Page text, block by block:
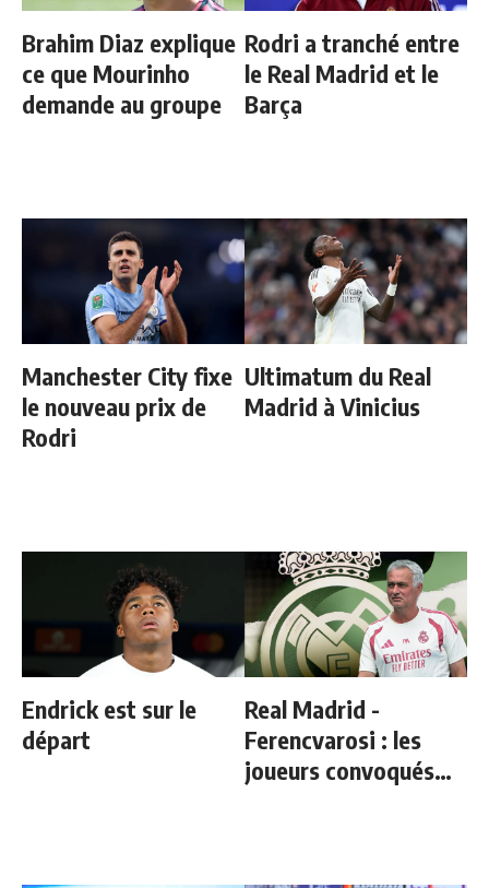
Brahim Diaz explique
ce que Mourinho
demande au groupe
Rodri a tranché entre
le Real Madrid et le
Barça
Manchester City fixe
le nouveau prix de
Rodri
Ultimatum du Real
Madrid à Vinicius
Endrick est sur le
départ
Real Madrid -
Ferencvarosi : les
joueurs convoqués